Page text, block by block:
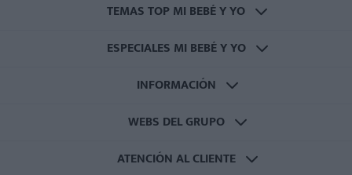
TEMAS TOP MI BEBÉ Y YO
ESPECIALES MI BEBÉ Y YO
INFORMACIÓN
WEBS DEL GRUPO
ATENCIÓN AL CLIENTE